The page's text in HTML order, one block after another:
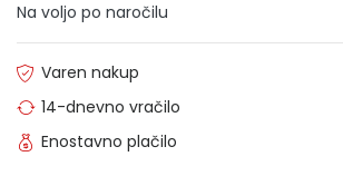
Na voljo po naročilu
Varen nakup
14-dnevno vračilo
Enostavno plačilo